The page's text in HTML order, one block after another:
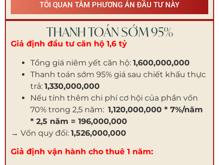
TÔI QUAN TÂM PHƯƠNG ÁN ĐẦU TƯ NÀY
THANH TOÁN SỚM 95%
Giả định đầu tư căn hộ 1,6 tỷ
Tổng giá niêm yết căn hộ: 1,600,000,000
Thanh toán sớm 95% giá sau chiết khấu thực
trả: 1,330,000,000
Nếu tính thêm chi phí cơ hội của phần vốn
70% trong 2,5 năm: 1,120,000,000 * 7%/năm
* 2,5 năm = 196,000,000
→ Vốn quy đổi: 1,526,000,000
Giả định vận hành cho thuê 1 năm: